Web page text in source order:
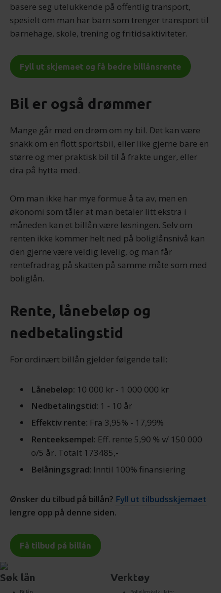
basere seg utelukkende på offentlig transport,
spesielt om man har barn som trenger transport til
barnehage, skole, trening og fritidsaktiviteter.
Fyll ut skjemaet og få bedre billånsrente
Bil er også drømmer
Mange går med en drøm om ny bil. Det kan være
snakk om en flott sportsbil, eller like gjerne bare en
større og mer praktisk bil til å frakte unger, eller
dra på hytta med.
Om man ikke har mye formue å ta av, men en
økonomi som tåler at man betaler litt ekstra i
måneden kan et billån være løsningen. Selv om
renten ikke kommer helt ned på boliglånsnivå kan
den gjerne være veldig levelig, og man får
rentefradrag på skatten på samme måte som med
boliglån.
Rente, lånebeløp og
nedbetalingstid
For ordinært billån gjelder følgende tall:
Lånebeløp: 10 000 kr - 1 000 000 kr
Nedbetalingstid: 1 - 10 år
Effektiv rente: Fra 3,95% - 17,99%
Renteeksempel: Eff. rente 5,90 % v/ 150 000
o/5 år. Totalt 173485,-
Belåningsgrad: Inntil 100% finansiering
Ønsker du tilbud på billån? Fyll ut tilbudsskjemaet
lengre opp på denne siden.
Få tilbud på billån
Søk lån Verktøy